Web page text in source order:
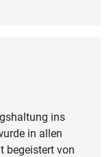
ins
in allen
begeistert von